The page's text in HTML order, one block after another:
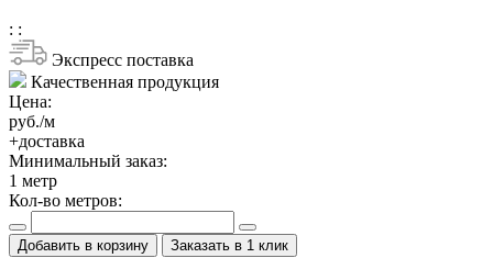
: :
Экспресс поставка
Качественная продукция
Цена:
руб./м
+доставка
Минимальный заказ:
1 метр
Кол-во метров:
Добавить в корзину Заказать в 1 клик